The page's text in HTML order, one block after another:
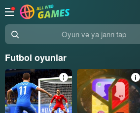
Oyun və ya janrı tap
Futbol oyunlar